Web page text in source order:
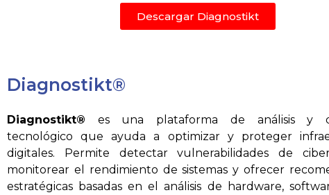
Descargar Diagnostikt​
Diagnostikt®
Diagnostikt® es una plataforma de análisis y
tecnológico que ayuda a optimizar y proteger
digitales. Permite detectar vulnerabilidades de
monitorear el rendimiento de sistemas y ofrecer
estratégicas basadas en el análisis de hardware,